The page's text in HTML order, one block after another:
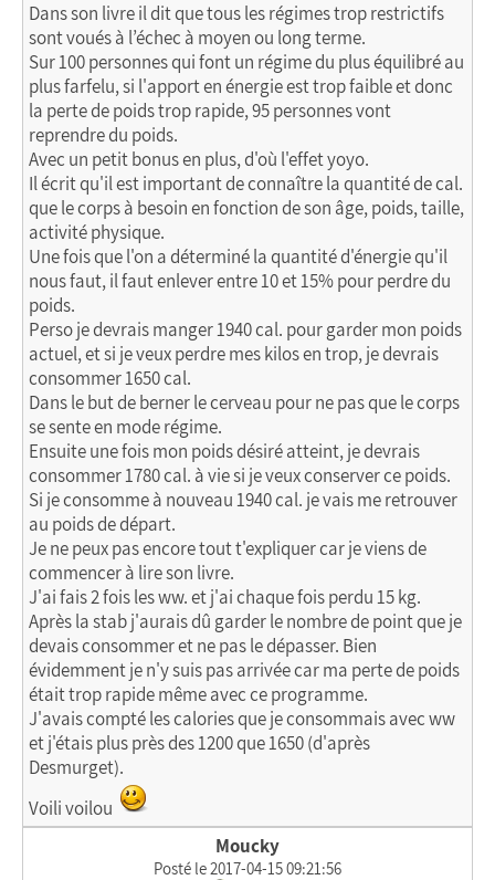
Dans son livre il dit que tous les régimes trop restrictifs
sont voués à l’échec à moyen ou long terme.
Sur 100 personnes qui font un régime du plus équilibré au
plus farfelu, si l'apport en énergie est trop faible et donc
la perte de poids trop rapide, 95 personnes vont
reprendre du poids.
Avec un petit bonus en plus, d'où l'effet yoyo.
Il écrit qu'il est important de connaître la quantité de cal.
que le corps à besoin en fonction de son âge, poids, taille,
activité physique.
Une fois que l'on a déterminé la quantité d'énergie qu'il
nous faut, il faut enlever entre 10 et 15% pour perdre du
poids.
Perso je devrais manger 1940 cal. pour garder mon poids
actuel, et si je veux perdre mes kilos en trop, je devrais
consommer 1650 cal.
Dans le but de berner le cerveau pour ne pas que le corps
se sente en mode régime.
Ensuite une fois mon poids désiré atteint, je devrais
consommer 1780 cal. à vie si je veux conserver ce poids.
Si je consomme à nouveau 1940 cal. je vais me retrouver
au poids de départ.
Je ne peux pas encore tout t'expliquer car je viens de
commencer à lire son livre.
J'ai fais 2 fois les ww. et j'ai chaque fois perdu 15 kg.
Après la stab j'aurais dû garder le nombre de point que je
devais consommer et ne pas le dépasser. Bien
évidemment je n'y suis pas arrivée car ma perte de poids
était trop rapide même avec ce programme.
J'avais compté les calories que je consommais avec ww
et j'étais plus près des 1200 que 1650 (d'après
Desmurget).
Voili voilou
Moucky
Posté le 2017-04-15 09:21:56